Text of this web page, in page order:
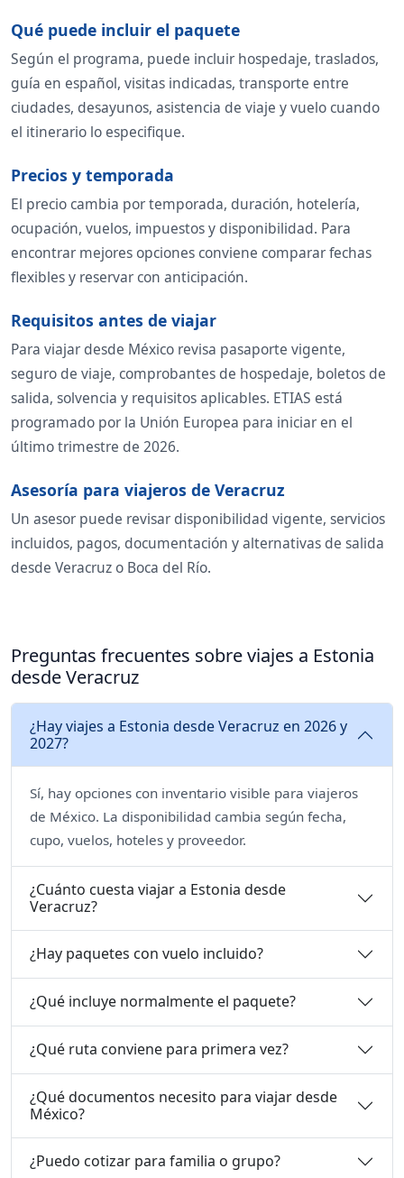
Qué puede incluir el paquete
Según el programa, puede incluir hospedaje, traslados,
guía en español, visitas indicadas, transporte entre
ciudades, desayunos, asistencia de viaje y vuelo cuando
el itinerario lo especifique.
Precios y temporada
El precio cambia por temporada, duración, hotelería,
ocupación, vuelos, impuestos y disponibilidad. Para
encontrar mejores opciones conviene comparar fechas
flexibles y reservar con anticipación.
Requisitos antes de viajar
Para viajar desde México revisa pasaporte vigente,
seguro de viaje, comprobantes de hospedaje, boletos de
salida, solvencia y requisitos aplicables. ETIAS está
programado por la Unión Europea para iniciar en el
último trimestre de 2026.
Asesoría para viajeros de Veracruz
Un asesor puede revisar disponibilidad vigente, servicios
incluidos, pagos, documentación y alternativas de salida
desde Veracruz o Boca del Río.
Preguntas frecuentes sobre viajes a Estonia
desde Veracruz
¿Hay viajes a Estonia desde Veracruz en 2026 y
2027?
Sí, hay opciones con inventario visible para viajeros
de México. La disponibilidad cambia según fecha,
cupo, vuelos, hoteles y proveedor.
¿Cuánto cuesta viajar a Estonia desde
Veracruz?
¿Hay paquetes con vuelo incluido?
¿Qué incluye normalmente el paquete?
¿Qué ruta conviene para primera vez?
¿Qué documentos necesito para viajar desde
México?
¿Puedo cotizar para familia o grupo?